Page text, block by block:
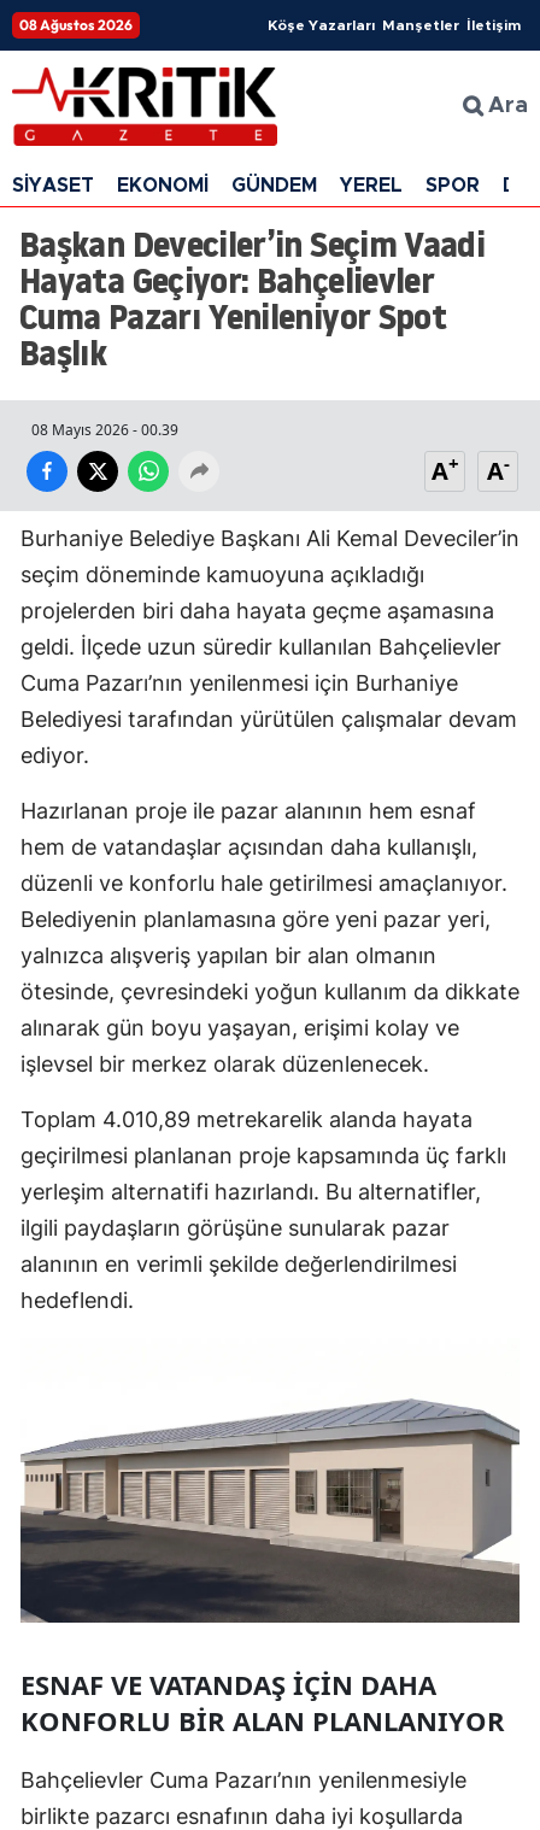
08 Ağustos 2026 Köşe Yazarları Manşetler İletişim
Ara
SİYASET EKONOMİ GÜNDEM YEREL SPOR
Başkan Deveciler’in Seçim Vaadi
Hayata Geçiyor: Bahçelievler
Cuma Pazarı Yenileniyor Spot
Başlık
08 Mayıs 2026 - 00.39
A+ A-
Burhaniye Belediye Başkanı Ali Kemal Deveciler’in
seçim döneminde kamuoyuna açıkladığı
projelerden biri daha hayata geçme aşamasına
geldi. İlçede uzun süredir kullanılan Bahçelievler
Cuma Pazarı’nın yenilenmesi için Burhaniye
Belediyesi tarafından yürütülen çalışmalar devam
ediyor.
Hazırlanan proje ile pazar alanının hem esnaf
hem de vatandaşlar açısından daha kullanışlı,
düzenli ve konforlu hale getirilmesi amaçlanıyor.
Belediyenin planlamasına göre yeni pazar yeri,
yalnızca alışveriş yapılan bir alan olmanın
ötesinde, çevresindeki yoğun kullanım da dikkate
alınarak gün boyu yaşayan, erişimi kolay ve
işlevsel bir merkez olarak düzenlenecek.
Toplam 4.010,89 metrekarelik alanda hayata
geçirilmesi planlanan proje kapsamında üç farklı
yerleşim alternatifi hazırlandı. Bu alternatifler,
ilgili paydaşların görüşüne sunularak pazar
alanının en verimli şekilde değerlendirilmesi
hedeflendi.
ESNAF VE VATANDAŞ İÇIN DAHA
KONFORLU BIR ALAN PLANLANIYOR
Bahçelievler Cuma Pazarı’nın yenilenmesiyle
birlikte pazarcı esnafının daha iyi koşullarda